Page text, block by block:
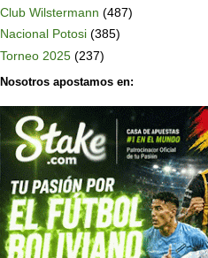
Club Wilstermann (487)
Nacional Potosi (385)
Torneo 2025 (237)
Nosotros apostamos en: